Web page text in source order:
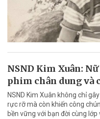
NSND Kim Xuân:
phim chân dung và
NSND Kim Xuân không chỉ
rực rỡ mà còn khiến công
bền vững với bạn đời cùng